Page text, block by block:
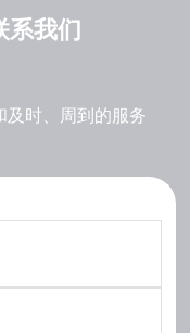
系我们
及时、周到的服务